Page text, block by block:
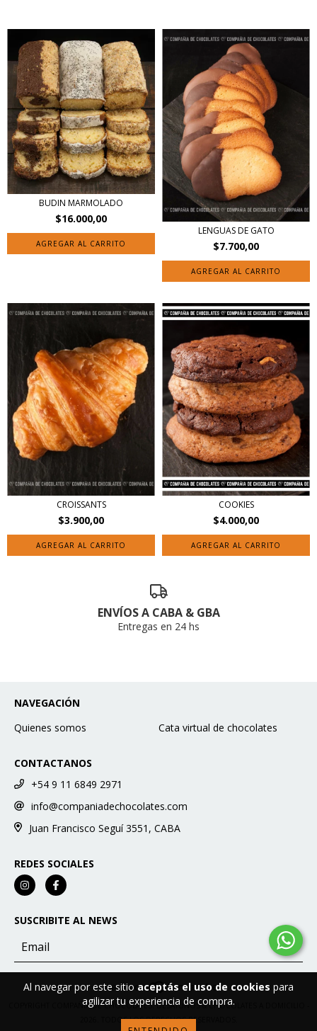
Al navegar por este sitio aceptás el uso de cookies para
agilizar tu experiencia de compra.
BUDIN MARMOLADO
$16.000,00
LENGUAS DE GATO
$7.700,00
CROISSANTS
$3.900,00
COOKIES
$4.000,00
AGREGAR AL CARRITO
ENVÍOS A CABA & GBA
Entregas en 24 hs
NAVEGACIÓN
Quienes somos
Cata virtual de chocolates
CONTACTANOS
+54 9 11 6849 2971
info@companiadechocolates.com
Juan Francisco Seguí 3551, CABA
REDES SOCIALES
SUSCRIBITE AL NEWS
COPYRIGHT COMPAÑÍA DE CHOCOLATES: DESAYUNOS & CHOCOLATES A DOMICILIO -
2026. TODOS LOS DERECHOS RESERVADOS.